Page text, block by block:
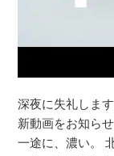
深夜に失礼しま
新動画をお知らせ
一途に、濃い。